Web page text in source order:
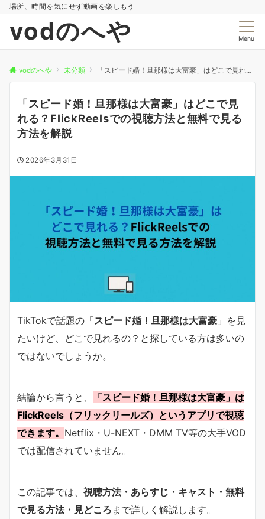
場所、時間を気にせず動画を楽しもう
vodのへや Menu
vodのへや 未分類 「スピード婚！旦那様は大富豪」はどこで見れる？FlickReelsでの視聴方法と無料で見る方法を解説
「スピード婚！旦那様は大富豪」はどこで見
れる？FlickReelsでの視聴方法と無料で見る
方法を解説
2026年3月31日
TikTokで話題の「スピード婚！旦那様は大富豪 」を見
たいけど、どこで見れるの？と探している方は多いの
ではないでしょうか。
結論から言うと、
「スピード婚！旦那様は大富豪」は
FlickReels（フリックリールズ）というアプリで視聴
できます。 Netflix・U-NEXT・DMM TV等の大手VOD
では配信されていません。
この記事では、 視聴方法・あらすじ・キャスト・無料
で見る方法・見どころ まで詳しく解説します。